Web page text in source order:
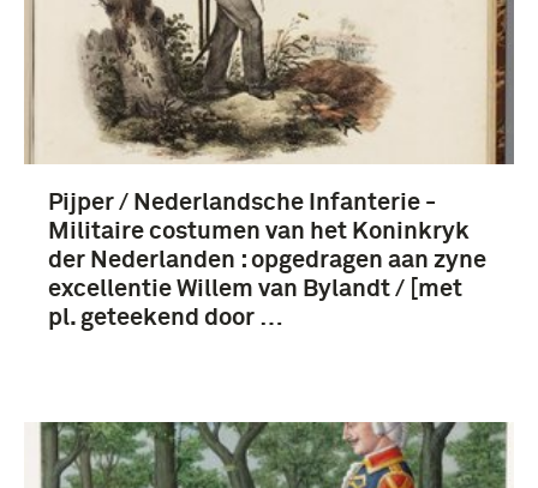
Pijper / Nederlandsche Infanterie -
Militaire costumen van het Koninkryk
der Nederlanden : opgedragen aan zyne
excellentie Willem van Bylandt / [met
pl. geteekend door …